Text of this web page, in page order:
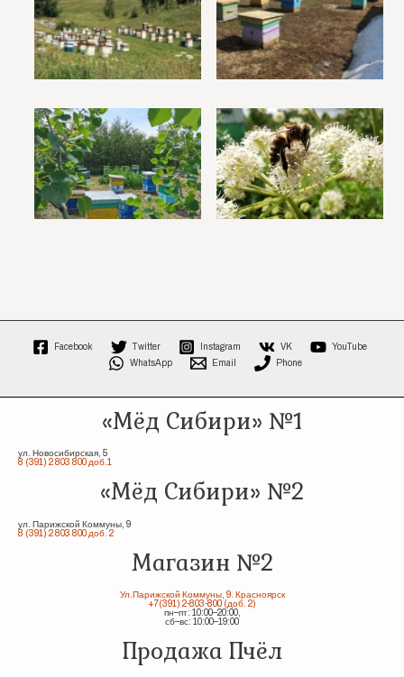
Facebook Twitter Instagram VK
YouTube
WhatsApp
Email Phone
«Мёд Сибири» №1
ул. Новосибирская, 5
8 (391) 2 803 800 доб.1
«Мёд Сибири» №2
ул. Парижской Коммуны, 9
8 (391) 2 803 800 доб. 2
Магазин №2
Ул.Парижской Коммуны, 9. Красноярск
+7(391) 2-803-800 (доб. 2)
пн–пт: 10:00–20:00,
сб–вс: 10:00–19:00
Продажа Пчёл